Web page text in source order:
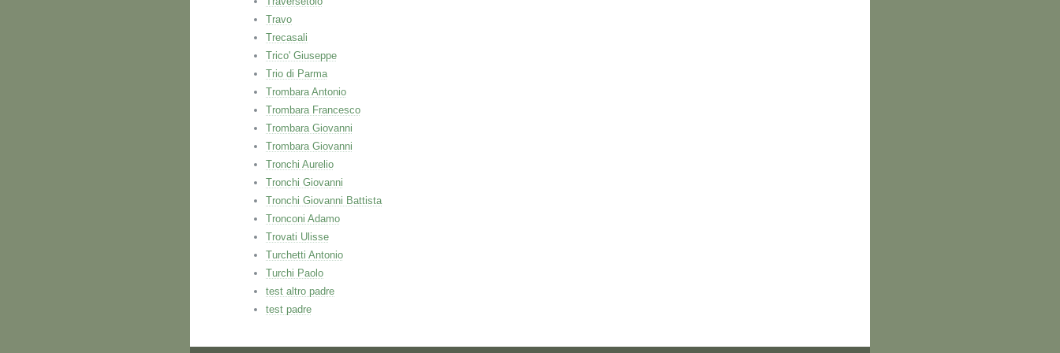
Travo
Trecasali
Trico' Giuseppe
Trio di Parma
Trombara Antonio
Trombara Francesco
Trombara Giovanni
Trombara Giovanni
Tronchi Aurelio
Tronchi Giovanni
Tronchi Giovanni Battista
Tronconi Adamo
Trovati Ulisse
Turchetti Antonio
Turchi Paolo
test altro padre
test padre